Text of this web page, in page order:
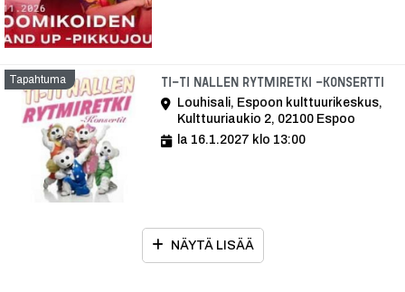
Tapahtuma Ti-Ti Nallen Rytmiretki -konsertti
Louhisali, Espoon kulttuurikeskus,
Kulttuuriaukio 2, 02100 Espoo
la 16.1.2027 klo 13:00
NÄYTÄ LISÄÄ